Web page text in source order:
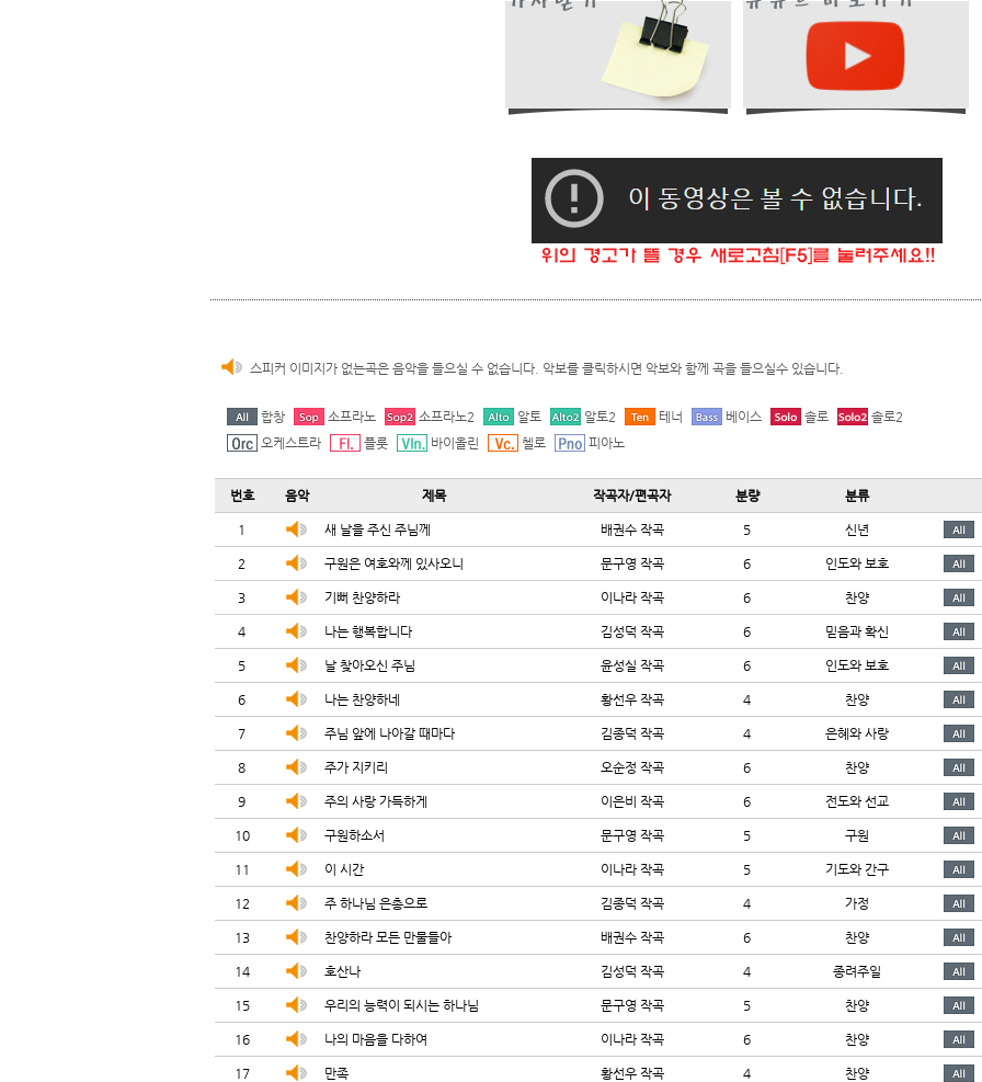
스피커 이미지가 없는곡은 음악을 들으실 수 없습니다. 악보를 클릭하시면 악보와 함께 곡을 들으실수 있습니다.
합창 소프라노 소프라노2 알토 알토2 테너 베이스 솔로
솔로2
오케스트라
플룻 바이올린 첼로 피아노
번호 음악 제목 작곡자/편곡자 분량 분류
1 새 날을 주신 주님께 배권수 작곡 5 신년
2 구원은 여호와께 있사오니 문구영 작곡 6 인도와 보호
3 기뻐 찬양하라 이나라 작곡 6 찬양
4 나는 행복합니다 김성덕 작곡 6 믿음과 확신
5 날 찾아오신 주님 윤성실 작곡 6 인도와 보호
6 나는 찬양하네 황선우 작곡 4 찬양
7 주님 앞에 나아갈 때마다 김종덕 작곡 4 은혜와 사랑
8 주가 지키리 오순정 작곡 6 찬양
9 주의 사랑 가득하게 이은비 작곡 6 전도와 선교
10 구원하소서 문구영 작곡 5 구원
11 이 시간 이나라 작곡 5 기도와 간구
12 주 하나님 은총으로 김종덕 작곡 4 가정
13 찬양하라 모든 만물들아 배권수 작곡 6 찬양
14 호산나 김성덕 작곡 4 종려주일
15 우리의 능력이 되시는 하나님 문구영 작곡 5 찬양
16 나의 마음을 다하여 이나라 작곡 6 찬양
17 만족 황선우 작곡 4 찬양